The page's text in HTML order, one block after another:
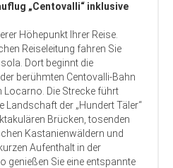
„Centovalli“ inklusive
Höhepunkt Ihrer Reise.
Reiseleitung fahren Sie
Dort beginnt die
berühmten Centovalli-Bahn
Die Strecke führt
der „Hundert Täler“
Brücken, tosenden
Kastanienwäldern und
Aufenthalt in der
genießen Sie eine entspannte